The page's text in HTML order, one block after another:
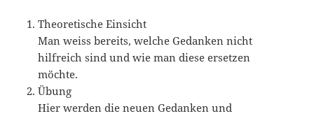
Theoretische Einsicht
Man weiss bereits, welche Gedanken nicht
hilfreich sind und wie man diese ersetzen
möchte.
Übung
Hier werden die neuen Gedanken und